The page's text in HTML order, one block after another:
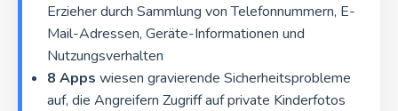
Erzieher durch Sammlung von Telefonnummern, E-
Mail-Adressen, Geräte-Informationen und
Nutzungsverhalten
8 Apps wiesen gravierende Sicherheitsprobleme
auf, die Angreifern Zugriff auf private Kinderfotos